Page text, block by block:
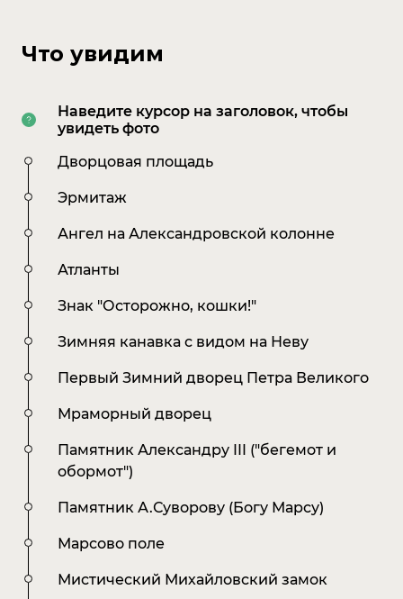
Что увидим
Наведите курсор на заголовок, чтобы
увидеть фото
Дворцовая площадь
Эрмитаж
Ангел на Александровской колонне
Атланты
Знак "Осторожно, кошки!"
Зимняя канавка с видом на Неву
Первый Зимний дворец Петра Великого
Мраморный дворец
Памятник Александру III ("бегемот и
обормот")
Памятник А.Суворову (Богу Марсу)
Марсово поле
Мистический Михайловский замок
Nick Adams